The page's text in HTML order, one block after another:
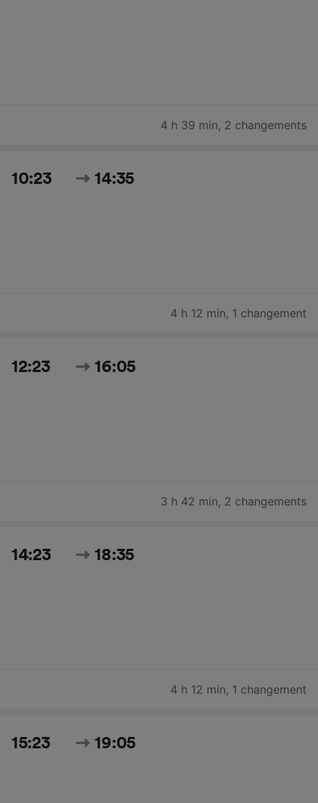
4 h 39 min, 2 changements
10:23 14:35
4 h 12 min, 1 changement
12:23 16:05
3 h 42 min, 2 changements
14:23 18:35
4 h 12 min, 1 changement
15:23 19:05